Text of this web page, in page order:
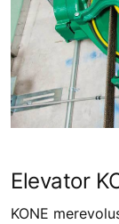
Elevator
KONE